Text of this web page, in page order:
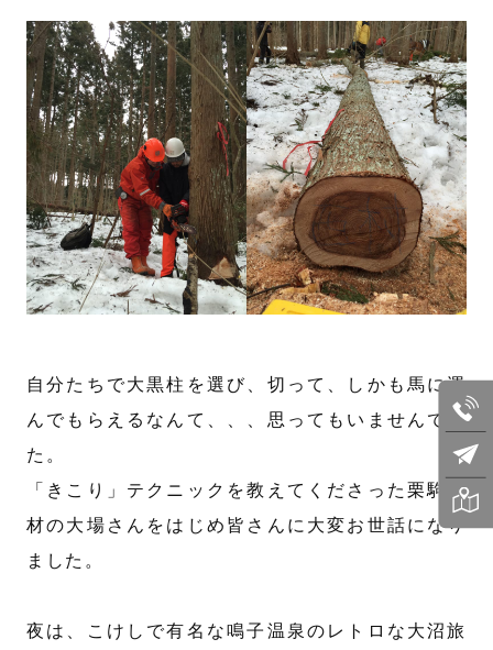
自分たちで大黒柱を選び、切って、しかも馬に運
んでもらえるなんて、、、思ってもいませんでし
た。
「きこり」テクニックを教えてくださった栗駒木
材の大場さんをはじめ皆さんに大変お世話になり
ました。
夜は、こけしで有名な鳴子温泉のレトロな大沼旅